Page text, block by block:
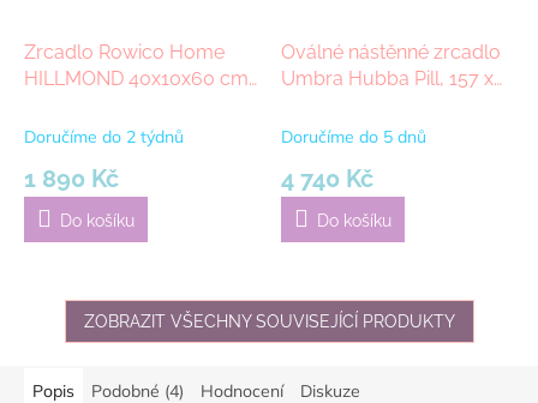
Zrcadlo Rowico Home
HILLMOND 40x10x60 cm
Doručíme do 2 týdnů
1 890 Kč
Do košíku
Oválné nástěnné zrcadlo
Umbra Hubba Pill, 157 x
Doručíme do 5 dnů
4 740 Kč
Do košíku
ZOBRAZIT VŠECHNY SOUVISEJÍCÍ PRODUKTY
Popis Podobné (4) Hodnocení Diskuze